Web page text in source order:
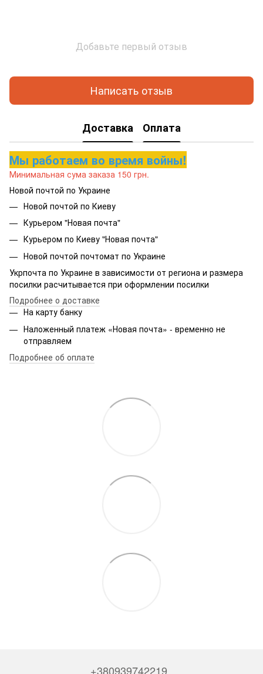
Добавьте первый отзыв
Написать отзыв
Доставка Оплата
Мы работаем во время войны!
Минимальная сума заказа 150 грн.
Новой почтой по Украине
Новой почтой по Киеву
Курьером "Новая почта"
Курьером по Киеву "Новая почта"
Новой почтой почтомат по Украине
Укрпочта по Украине в зависимости от региона и размера
посилки расчитывается при оформлении посилки
Подробнее о доставке
На карту банку
Наложенный платеж «Новая почта» - временно не
отправляем
Подробнее об оплате
+380939742219